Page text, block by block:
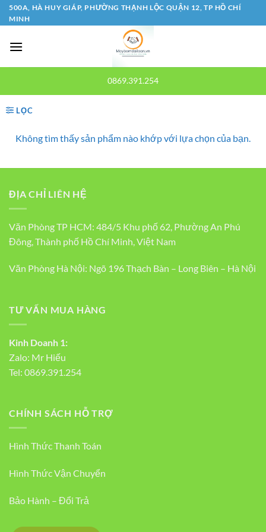
Bỏ
qua
dung
500A, HÀ HUY GIÁP, PHƯỜNG THẠNH LỘC QUẬN 12, TP HỒ CHÍ
MINH
0869.391.254
LỌC
Không tìm thấy sản phẩm nào khớp với lựa chọn của bạn.
ĐỊA CHỈ LIÊN HỆ
Văn Phòng TP HCM: 484/5 Khu phố 62, Phường An Phú
Đông, Thành phố Hồ Chí Minh, Việt Nam
Văn Phòng Hà Nội: Ngõ 196 Thạch Bàn – Long Biên – Hà Nội
TƯ VẤN MUA HÀNG
Kinh Doanh 1:
Zalo: Mr Hiếu
Tel: 0869.391.254
CHÍNH SÁCH HỖ TRỢ
Hình Thức Thanh Toán
Hình Thức Vận Chuyển
Bảo Hành – Đổi Trả